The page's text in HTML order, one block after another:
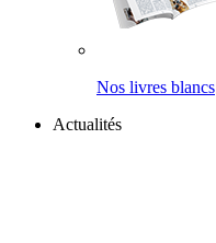
Nos livres blancs
Actualités